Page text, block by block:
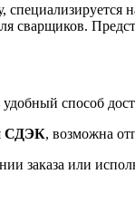
сварщиков.
способ
СДЭК, возможна
заказа или